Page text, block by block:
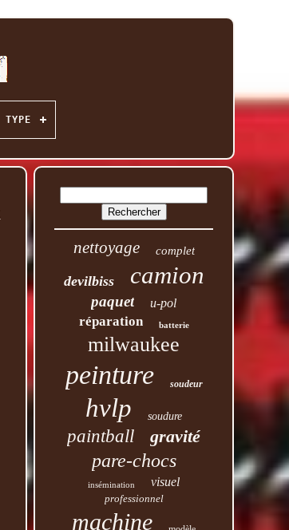
TYPE
nettoyage complet
devilbiss camion
paquet u-pol
réparation batterie
milwaukee
peinture soudeur
hvlp soudure
paintball gravité
pare-chocs
insémination visuel
professionnel
machine